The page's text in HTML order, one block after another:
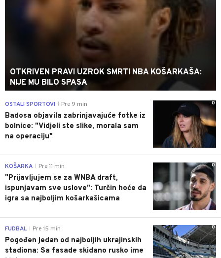
OTKRIVEN PRAVI UZROK SMRTI NBA KOŠARKAŠA:
NIJE MU BILO SPASA
0
OSTALI SPORTOVI Pre 9 min
Badosa objavila zabrinjavajuće fotke iz
bolnice: "Vidjeli ste slike, morala sam
na operaciju"
0
KOŠARKA Pre 11 min
"Prijavljujem se za WNBA draft,
ispunjavam sve uslove": Turčin hoće da
igra sa najboljim košarkašicama
0
FUDBAL Pre 15 min
Pogođen jedan od najboljih ukrajinskih
stadiona: Sa fasade skidano rusko ime